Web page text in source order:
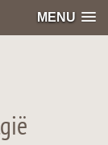
MENU